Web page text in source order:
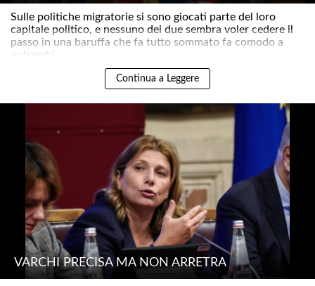
Sulle politiche migratorie si sono giocati parte del loro
capitale politico, e nessuno dei due sembra voler cedere il
passo in una baruffa che fa tutto sommato fa comodo a
entrambi ..
Continua a Leggere
VARCHI PRECISA MA NON ARRETRA